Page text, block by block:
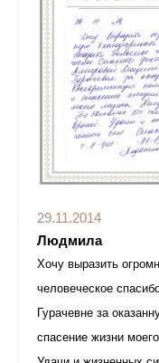
29.11.2014
Людмила
Хочу выразить
человеческое
Гурачевне за
спасение жизни